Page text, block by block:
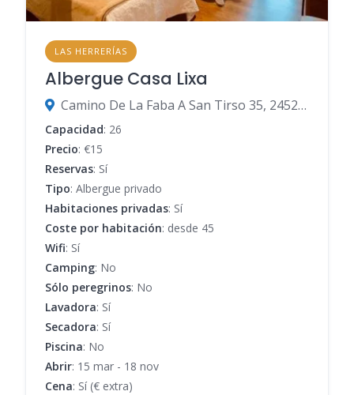
LAS HERRERÍAS
Albergue Casa Lixa
Camino De La Faba A San Tirso 35, 24526 Vega de Valcarce, León, España
Capacidad: 26
Precio: €15
Reservas: Sí
Tipo: Albergue privado
Habitaciones privadas: Sí
Coste por habitación: desde 45
Wifi: Sí
Camping: No
Sólo peregrinos: No
Lavadora: Sí
Secadora: Sí
Piscina: No
Abrir: 15 mar - 18 nov
Cena: Sí (€ extra)